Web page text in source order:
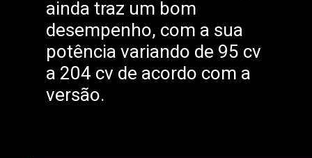
ainda traz um bom
desempenho, com a sua
potência variando de 95 cv
a 204 cv de acordo com a
versão.